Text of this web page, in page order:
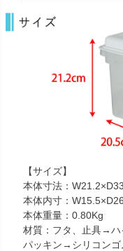
【サイズ】
本体寸法：
本体内寸：
本体重量：0.80Kg
材質：フタ、止具→ハ
パッキン→シリコン